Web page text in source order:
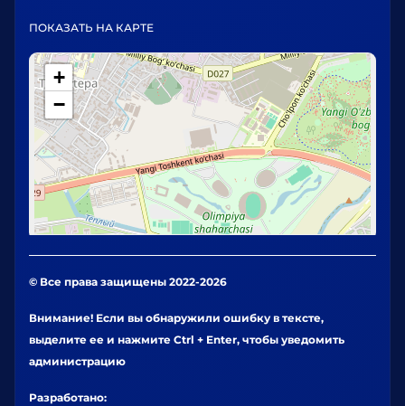
ПОКАЗАТЬ НА КАРТЕ
+
−
© Все права защищены 2022-2026
Внимание! Если вы обнаружили ошибку в тексте,
выделите ее и нажмите Ctrl + Enter, чтобы уведомить
администрацию
Разработано: